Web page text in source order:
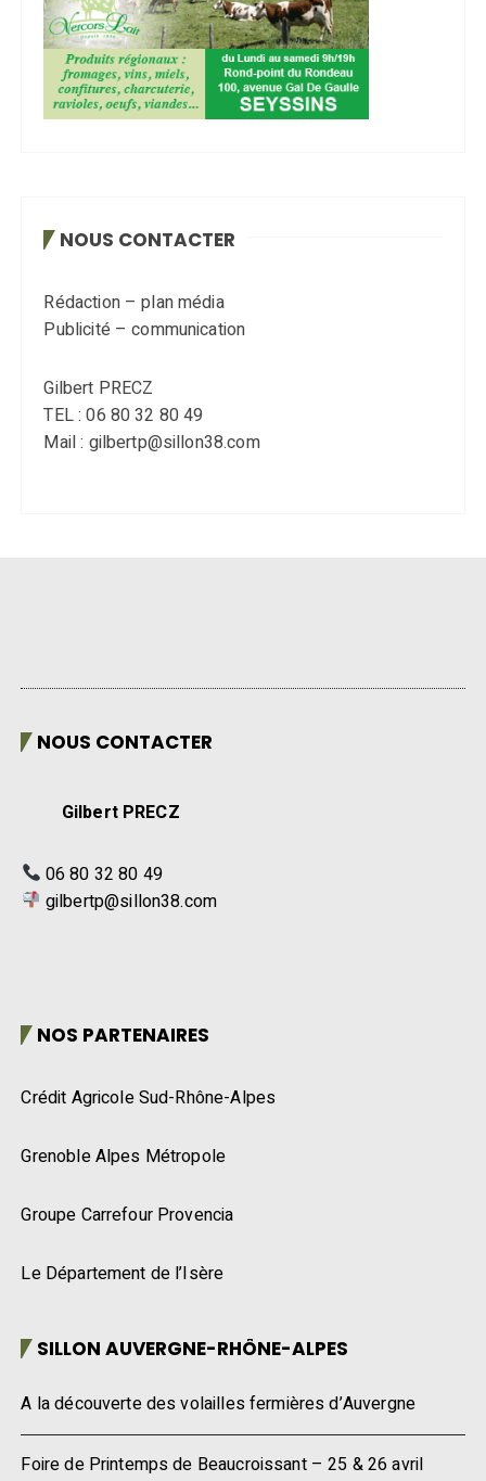
NOUS CONTACTER
Rédaction – plan média
Publicité – communication
Gilbert PRECZ
TEL : 06 80 32 80 49
Mail : gilbertp@sillon38.com
NOUS CONTACTER
Gilbert PRECZ
06 80 32 80 49
gilbertp@sillon38.com
NOS PARTENAIRES
Crédit Agricole Sud-Rhône-Alpes
Grenoble Alpes Métropole
Groupe Carrefour Provencia
Le Département de l’Isère
SILLON AUVERGNE-RHÔNE-ALPES
A la découverte des volailles fermières d’Auvergne
Foire de Printemps de Beaucroissant – 25 & 26 avril